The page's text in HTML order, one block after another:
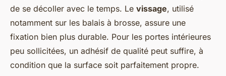
de se décoller avec le temps. Le vissage, utilisé
notamment sur les balais à brosse, assure une
fixation bien plus durable. Pour les portes intérieures
peu sollicitées, un adhésif de qualité peut suffire, à
condition que la surface soit parfaitement propre.